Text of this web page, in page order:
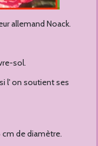
allemand Noack.
sol.
l' on soutient ses
de diamètre.